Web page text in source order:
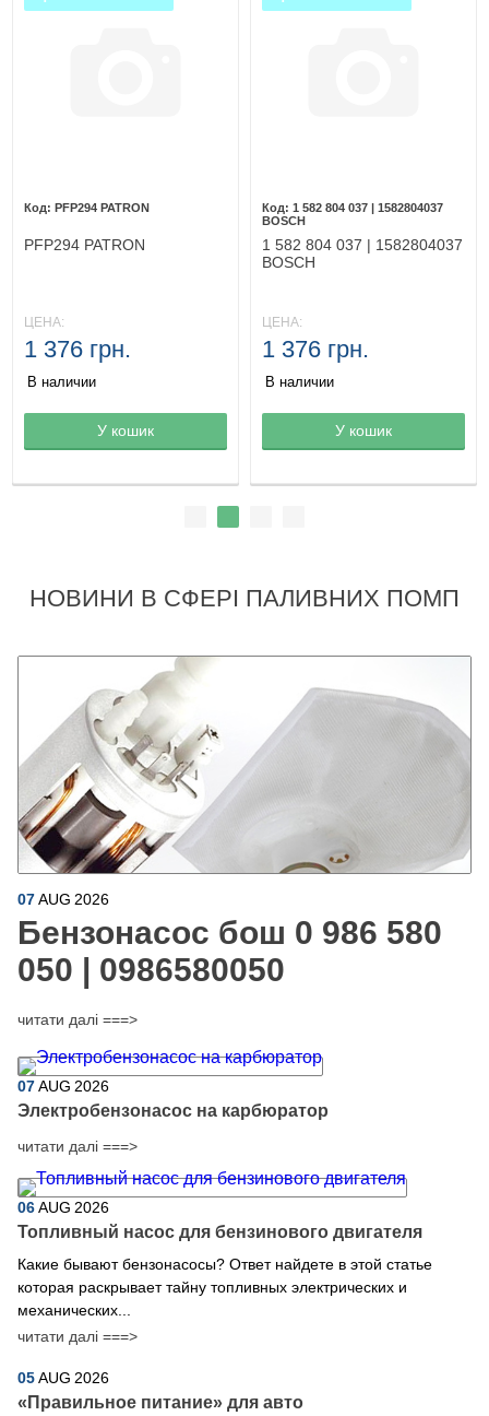
Товар в корзине
PFP294 PATRON
PFP294 PATRON
ЦЕНА:
1 376 грн.
В наличии
У кошик Товар в корзине
1 582 804 037 | 1582804037
BOSCH
1 582 804 037 | 1582804037
BOSCH
ЦЕНА:
1 376 грн.
В наличии
У кошик
НОВИНИ В СФЕРІ ПАЛИВНИХ ПОМП
07AUG 2026
Бензонасос бош 0 986 580
050 | 0986580050
читати далі ===>
07AUG 2026
Электробензонасос на карбюратор
читати далі ===>
06AUG 2026
Топливный насос для бензинового двигателя
Какие бывают бензонасосы? Ответ найдете в этой статье
которая раскрывает тайну топливных электрических и
механических...
читати далі ===>
05AUG 2026
​«Правильное питание» для авто